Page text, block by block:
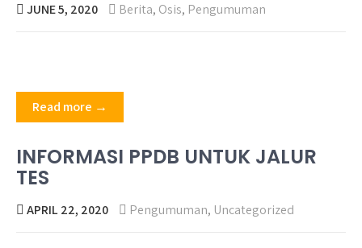
JUNE 5, 2020 Berita, Osis, Pengumuman
Read more →
INFORMASI PPDB UNTUK JALUR
TES
APRIL 22, 2020 Pengumuman, Uncategorized